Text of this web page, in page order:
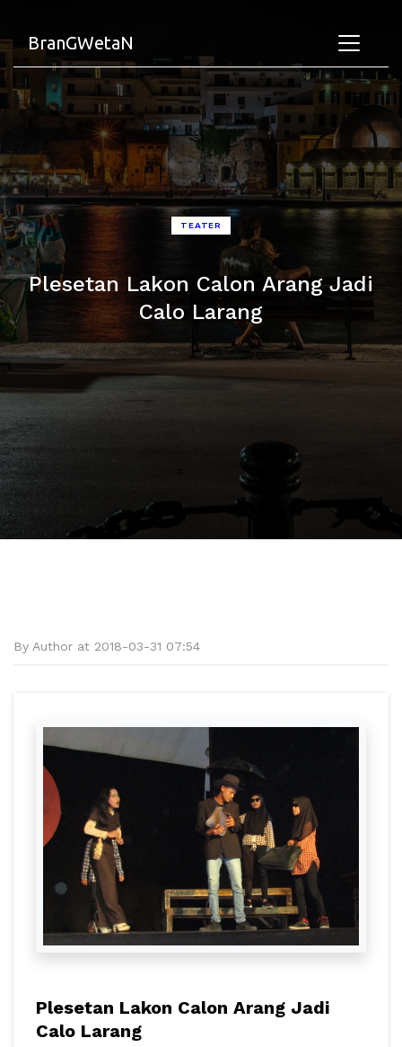
BranGWetaN
TEATER
Plesetan Lakon Calon Arang Jadi
Calo Larang
By Author at 2018-03-31 07:54
Plesetan Lakon Calon Arang Jadi
Calo Larang